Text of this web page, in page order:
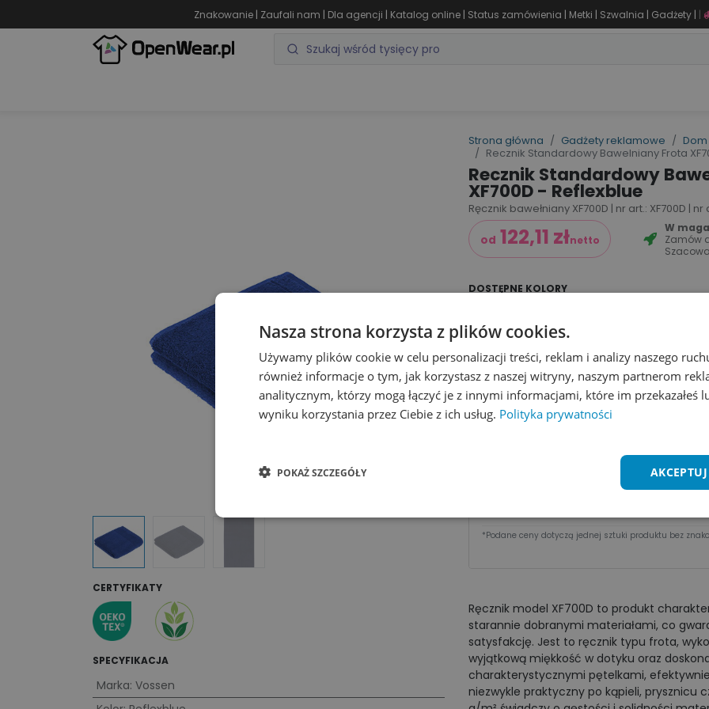
Znakowanie | Zaufali nam | Dla agencji | Katalog online | Status zamówienia | Metki | Szwalnia | Gadżety | |
Strona główna Gadżety reklamowe
Recznik Standardowy Bawelniany Frota
Recznik Standardowy
XF700D - Reflexblue
Ręcznik bawełniany XF700D | nr art.: XF700D |
CERTYFIKATY
SPECYFIKACJA
Marka: Vossen
od 122,11 złnetto
W
Zamów
DOSTĘPNE KOLORY
Dodaj do koszyka
Zobacz wszystkie kolory Dodaj do
3 - 9 szt.
*Podane ceny dotyczą jednej sztuki produktu bez
Ręcznik model XF700D to produkt
starannie dobranymi materiałami, co
satysfakcję. Jest to ręcznik typu frota,
wyjątkową miękkość w dotyku oraz
charakterystycznymi pętelkami,
niezwykle praktyczny po kąpieli, prysznicu
Nasza strona korzysta z plików cookies.
Używamy plików cookie w celu personalizacji treści, reklam i analizy naszego
również informacje o tym, jak korzystasz z naszej witryny, naszym partnerom
analitycznym, którzy mogą łączyć je z innymi informacjami, które im przekazałeś
wyniku korzystania przez Ciebie z ich usług. Polityka prywatności
POKAŻ SZCZEGÓŁY